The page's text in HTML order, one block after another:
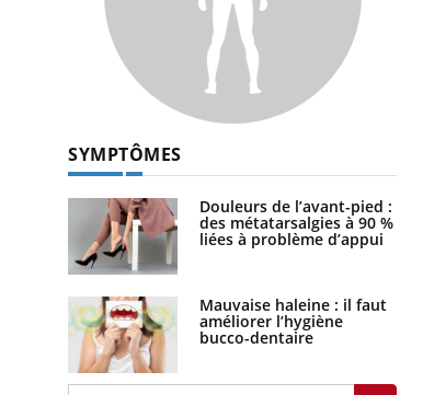
SYMPTÔMES
Douleurs de l’avant-pied :
des métatarsalgies à 90 %
liées à problème d’appui
Mauvaise haleine : il faut
améliorer l’hygiène
bucco-dentaire